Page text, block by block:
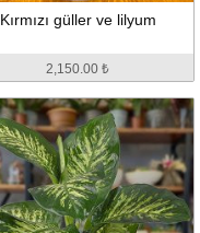
Kırmızı güller ve lilyum
2,150.00 ₺